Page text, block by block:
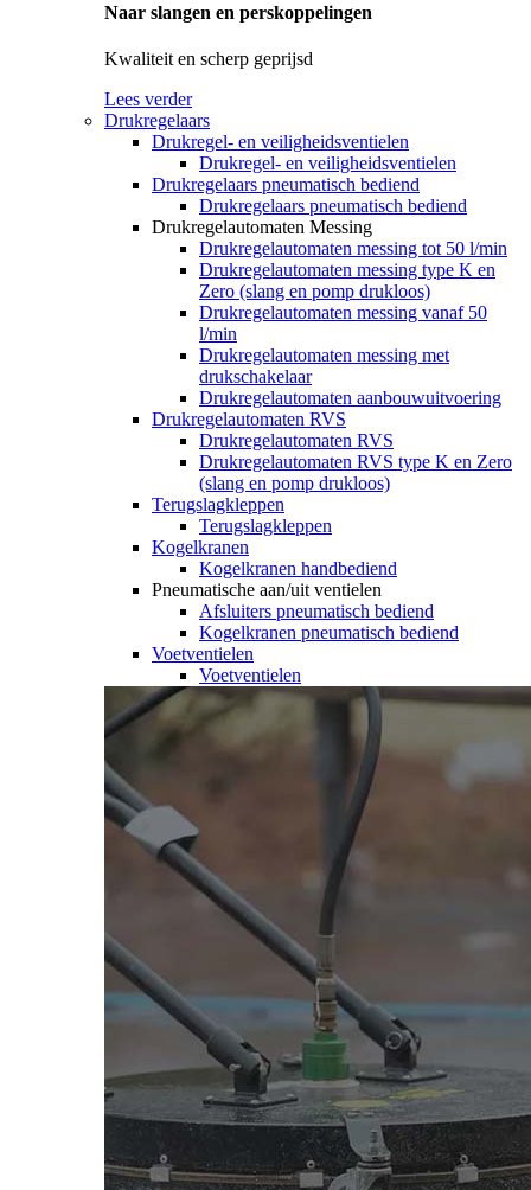
Naar slangen en perskoppelingen
Kwaliteit en scherp geprijsd
Lees verder
Drukregelaars
Drukregel- en veiligheidsventielen
Drukregel- en veiligheidsventielen
Drukregelaars pneumatisch bediend
Drukregelaars pneumatisch bediend
Drukregelautomaten Messing
Drukregelautomaten messing tot 50 l/min
Drukregelautomaten messing type K en
Zero (slang en pomp drukloos)
Drukregelautomaten messing vanaf 50
l/min
Drukregelautomaten messing met
drukschakelaar
Drukregelautomaten aanbouwuitvoering
Drukregelautomaten RVS
Drukregelautomaten RVS
Drukregelautomaten RVS type K en Zero
(slang en pomp drukloos)
Terugslagkleppen
Terugslagkleppen
Kogelkranen
Kogelkranen handbediend
Pneumatische aan/uit ventielen
Afsluiters pneumatisch bediend
Kogelkranen pneumatisch bediend
Voetventielen
Voetventielen